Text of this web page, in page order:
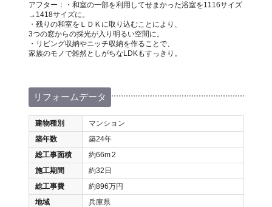
アフター：・和室の一部を利用してせまかった浴室を1116サイズ
→1418サイズに。
・残りの和室をＬＤＫに取り込むことにより、
3つの窓からの採光が入り明るい空間に。
・リビング収納やニッチ収納を作ることで、
家族のモノで雑然としがちなLDKもすっきり。
リフォームデータ
建物種別
マンション
築年数
築24年
総工事面積
約66m2
施工期間
約32日
総工事費
約896万円
地域
兵庫県